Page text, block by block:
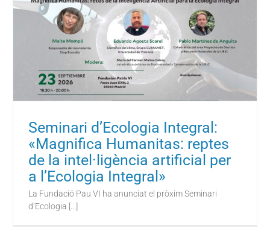
Seminari d’Ecologia Integral:
«Magnifica Humanitas: reptes
de la intel·ligència artificial per
a l’Ecologia Integral»
La Fundació Pau VI ha anunciat el pròxim Seminari
d’Ecologia [...]